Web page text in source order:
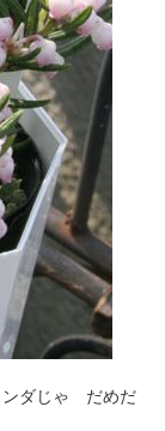
ダじゃ だめだ